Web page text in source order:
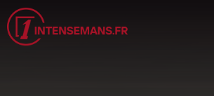
Aller
au
contenu